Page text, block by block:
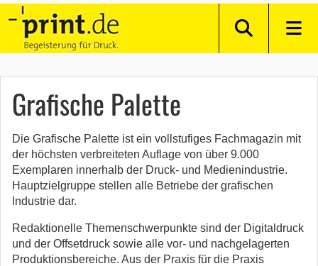
Grafische Palette
Die Grafische Palette ist ein vollstufiges Fachmagazin mit
der höchsten verbreiteten Auflage von über 9.000
Exemplaren innerhalb der Druck- und Medienindustrie.
Hauptzielgruppe stellen alle Betriebe der grafischen
Industrie dar.
Redaktionelle Themenschwerpunkte sind der Digitaldruck
und der Offsetdruck sowie alle vor- und nachgelagerten
Produktionsbereiche. Aus der Praxis für die Praxis